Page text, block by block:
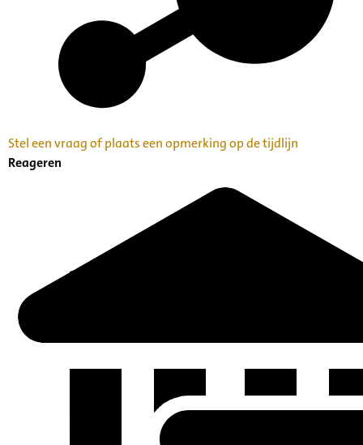
Stel een vraag of plaats een opmerking op de tijdlijn
Reageren